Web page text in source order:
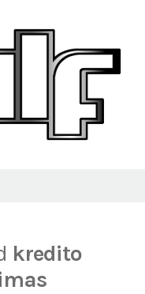
kredito